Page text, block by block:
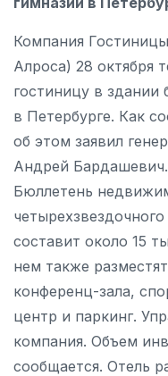
Компания
Алроса) 28 октября
гостиницу в
в Петербурге. Как
об этом заявил
Андрей
Бюллетень
составит около 15
нем также
конференц-зала,
центр и паркинг.
компания. Объем
сообщается. Отель